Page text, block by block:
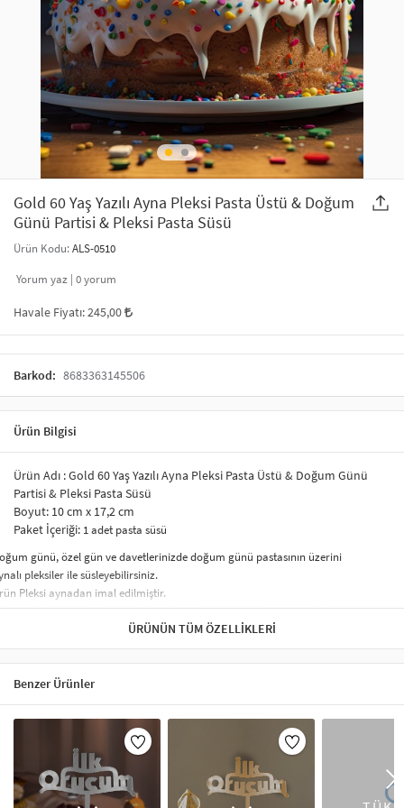
SAÇ AKSESUARLARI
GELİN / DÜĞÜN AKSESUARLARI
TELEFON ASKISI
MAKYAJ ÇANTASI
ŞAL VE FULAR
ODA KOKUSU VE MUM
PARTİ SÜSLERİ
YILBAŞI ÜRÜNLERİ
KULLAN AT TABAK BARDAK SETİ
Gold 60 Yaş Yazılı Ayna Pleksi Pasta Üstü & Doğum
Günü Partisi & Pleksi Pasta Süsü
Ürün Kodu:ALS-0510
Yorum yaz | 0yorum
Havale Fiyatı:245,00
Barkod: 8683363145506
Ürün Bilgisi
Ürün Adı : Gold 60 Yaş Yazılı Ayna Pleksi Pasta Üstü & Doğum Günü
Partisi & Pleksi Pasta Süsü
Boyut: 10 cm x 17,2 cm
Paket İçeriği: 1 adet pasta süsü
günü, özel gün ve davetlerinizde doğum günü pastasının üzerini
pleksiler ile süsleyebilirsiniz.
Pleksi aynadan imal edilmiştir.
üzerine veya diğer amaçlar için kullanıma uygun şık bir üründür.
pasta boyutuna uygundur.
yansımalı hoş bir renk ve görüntüye sahiptir. Fotoğraf çekimlerinizde
çok hoş bir görüntü elde ettirecektir.
dayanıklı ve kalitelidir
mm kalınlığındadır, ayna pleksilerimiz lazer kesimdir..
ve Kek üzeri kullanımlara uygundur.
alt kısmında bulunan çubuk sayesinde Pasta üzerine kolaylıkla
kadar görselliğe de önem veren misafirleriniz Ayna Pleksi Pasta Süsleri
hazırladığınız pastalara bayılacak.
ÜRÜNÜN TÜM ÖZELLIKLERI
Benzer Ürünler